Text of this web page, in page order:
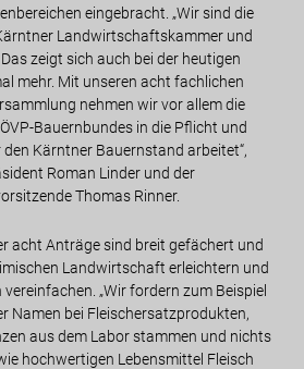
eingebracht. „Wir sind die
Landwirtschaftskammer und
zeigt sich auch bei der heutigen
mehr. Mit unseren acht fachlichen
nehmen wir vor allem die
Bauernbundes in die Pflicht und
Kärntner Bauernstand arbeitet“,
Roman Linder und der
Thomas Rinner.
acht Anträge sind breit gefächert und
Landwirtschaft erleichtern und
„Wir fordern zum Beispiel
Namen bei Fleischersatzprodukten,
aus dem Labor stammen und nichts
hochwertigen Lebensmittel Fleisch